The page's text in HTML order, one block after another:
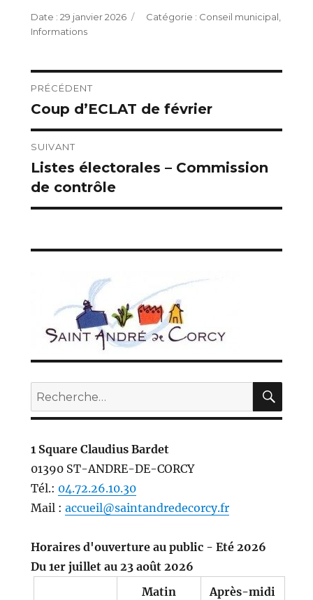
Publié
le
29 janvier 2026 Catégories
Conseil municipal
Informations
Navigation
de
l’article
PRÉCÉDENT
Publication
précédente :
Coup d’ECLAT de février
SUIVANT
Publication
suivante :
Listes électorales – Commission
de contrôle
Recherche
pour :
1 Square Claudius Bardet
01390 ST-ANDRE-DE-CORCY
Tél.: 04.72.26.10.30
Mail : accueil@saintandredecorcy.fr
Horaires d'ouverture au public - Eté 2026
Du 1er juillet au 23 août 2026
Matin
Après-midi